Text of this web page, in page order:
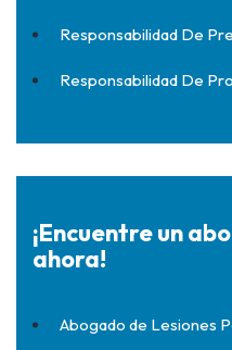
Responsabilidad De
Responsabilidad De
¡Encuentre un
ahora!
Abogado de Lesiones